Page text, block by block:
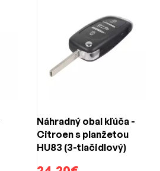
Náhradný obal kľúča -
Citroen s planžetou
HU83 (3-tlačidlový)